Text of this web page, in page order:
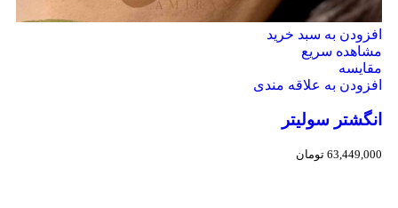
افزودن به سبد خرید
مشاهده سریع
مقایسه
افزودن به علاقه مندی
انگشتر سولیتر
63,449,000 تومان